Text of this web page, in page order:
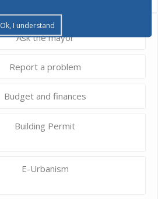
Ask the mayor
Report a problem
Budget and finances
Building Permit
E-Urbanism
Ok, I understand